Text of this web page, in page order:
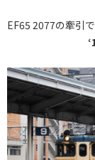
EF65 2077の牽引